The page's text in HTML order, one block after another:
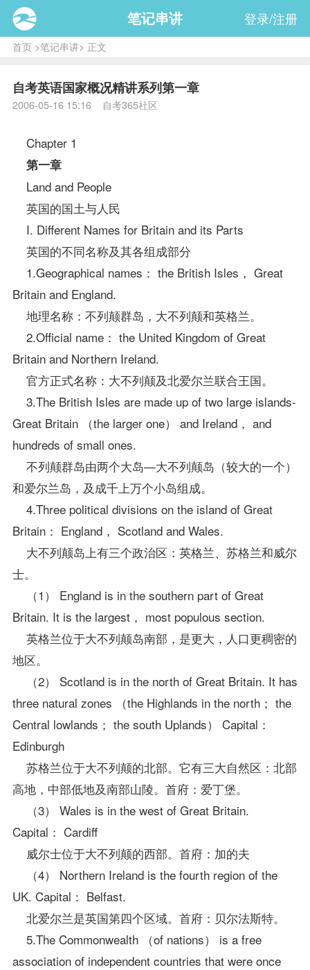
笔记串讲 登录/注册
首页>笔记串讲> 正文
自考英语国家概况精讲系列第一章
2006-05-16 15:16 自考365社区
Chapter 1
第一章
Land and People
英国的国土与人民
I. Different Names for Britain and its Parts
英国的不同名称及其各组成部分
1.Geographical names： the British Isles， Great
Britain and England.
地理名称：不列颠群岛，大不列颠和英格兰。
2.Official name： the United Kingdom of Great
Britain and Northern Ireland.
官方正式名称：大不列颠及北爱尔兰联合王国。
3.The British Isles are made up of two large islands-
Great Britain （the larger one） and Ireland， and
hundreds of small ones.
不列颠群岛由两个大岛—大不列颠岛（较大的一个）
和爱尔兰岛，及成千上万个小岛组成。
4.Three political divisions on the island of Great
Britain： England， Scotland and Wales.
大不列颠岛上有三个政治区：英格兰、苏格兰和威尔
士。
（1） England is in the southern part of Great
Britain. It is the largest， most populous section.
英格兰位于大不列颠岛南部，是更大，人口更稠密的
地区。
（2） Scotland is in the north of Great Britain. It has
three natural zones （the Highlands in the north； the
Central lowlands； the south Uplands） Capital：
Edinburgh
苏格兰位于大不列颠的北部。它有三大自然区：北部
高地，中部低地及南部山陵。首府：爱丁堡。
（3） Wales is in the west of Great Britain.
Capital： Cardiff
威尔士位于大不列颠的西部。首府：加的夫
（4） Northern Ireland is the fourth region of the
UK. Capital： Belfast.
北爱尔兰是英国第四个区域。首府：贝尔法斯特。
5.The Commonwealth （of nations） is a free
association of independent countries that were once